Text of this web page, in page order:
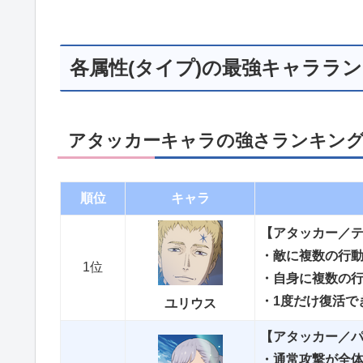
各属性(タイプ)の最強キャララ
アタッカーキャラの強さランキン
順位 キャラ
1位
ユリウス
【アタッカー／
・敵に複数の行
・自身に複数の
・1度だけ復活で
【アタッカー／
・通常攻撃が全体